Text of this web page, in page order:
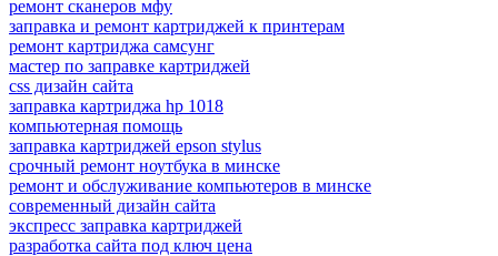
ремонт сканеров мфу
заправка и ремонт картриджей к принтерам
ремонт картриджа самсунг
мастер по заправке картриджей
css дизайн сайта
заправка картриджа hp 1018
компьютерная помощь
заправка картриджей epson stylus
срочный ремонт ноутбука в минске
ремонт и обслуживание компьютеров в минске
современный дизайн сайта
экспресс заправка картриджей
разработка сайта под ключ цена